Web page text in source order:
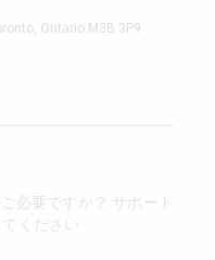
必要ですか？ サポート
ください